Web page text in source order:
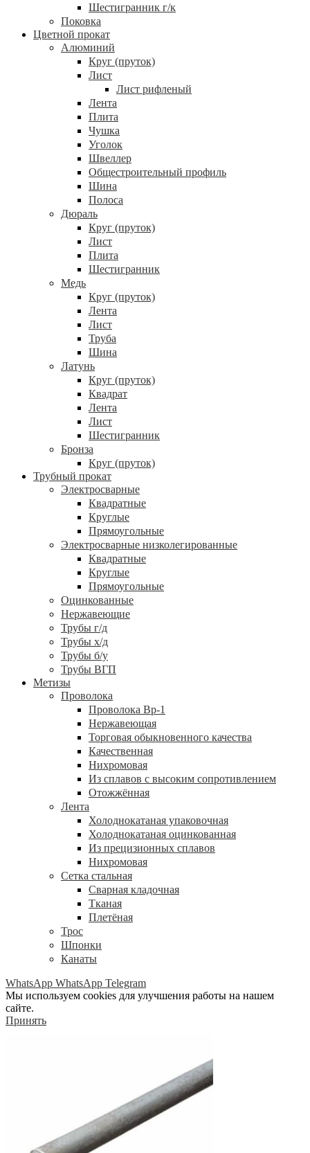
Шестигранник г/к
Поковка
Цветной прокат
Алюминий
Круг (пруток)
Лист
Лист рифленый
Лента
Плита
Чушка
Уголок
Швеллер
Общестроительный профиль
Шина
Полоса
Дюраль
Круг (пруток)
Лист
Плита
Шестигранник
Медь
Круг (пруток)
Лента
Лист
Труба
Шина
Латунь
Круг (пруток)
Квадрат
Лента
Лист
Шестигранник
Бронза
Круг (пруток)
Трубный прокат
Электросварные
Квадратные
Круглые
Прямоугольные
Электросварные низколегированные
Квадратные
Круглые
Прямоугольные
Оцинкованные
Нержавеющие
Трубы г/д
Трубы х/д
Трубы б/у
Трубы ВГП
Метизы
Проволока
Проволока Вр-1
Нержавеющая
Торговая обыкновенного качества
Качественная
Нихромовая
Из сплавов с высоким сопротивлением
Отожжённая
Лента
Холоднокатаная упаковочная
Холоднокатаная оцинкованная
Из прецизионных сплавов
Нихромовая
Сетка стальная
Сварная кладочная
Тканая
Плетёная
Трос
Шпонки
Канаты
WhatsApp WhatsApp Telegram
Мы используем cookies для улучшения работы на нашем
сайте.
Принять